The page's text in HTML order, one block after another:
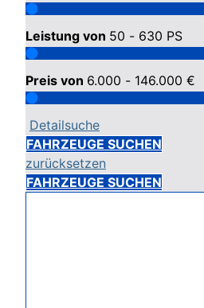
Leistung von 50 - 630 PS
Preis von 6.000 - 146.000 €
Detailsuche
FAHRZEUGE SUCHEN
zurücksetzen
FAHRZEUGE SUCHEN